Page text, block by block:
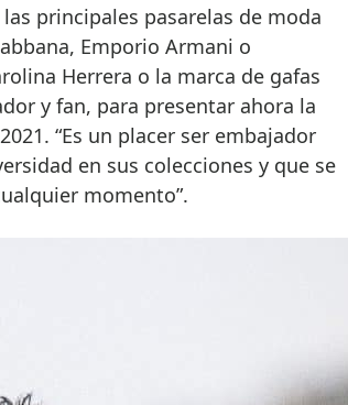
principales pasarelas de moda
Emporio Armani o
Herrera o la marca de gafas
y fan, para presentar ahora la
“Es un placer ser embajador
en sus colecciones y que se
momento”.